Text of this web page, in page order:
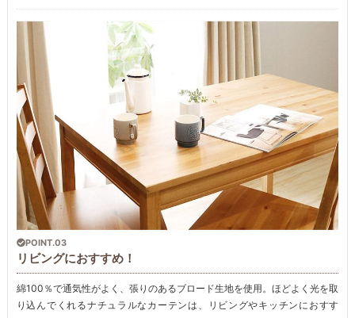
POINT.03
リビングにおすすめ！
綿100％で通気性がよく、張りのあるブロード生地を使用。ほどよく光を取
り込んでくれるナチュラルなカーテンは、リビングやキッチンにおすす